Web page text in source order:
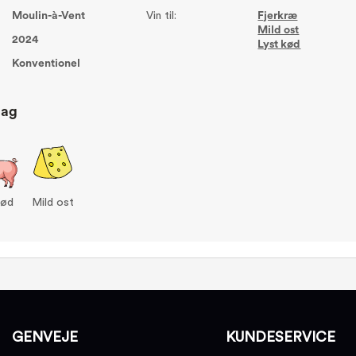
Moulin-à-Vent
2024
Konventionel
Vin til:
Fjerkræ
Mild ost
Lyst kød
Mild ost
GENVEJE KUNDESERVICE